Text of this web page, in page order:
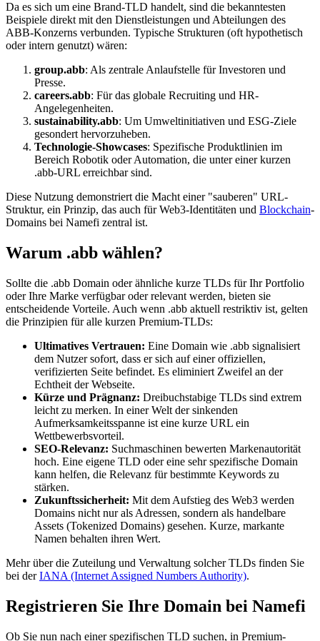
Da es sich um eine Brand-TLD handelt, sind die bekanntesten
Beispiele direkt mit den Dienstleistungen und Abteilungen des
ABB-Konzerns verbunden. Typische Strukturen (oft hypothetisch
oder intern genutzt) wären:
group.abb: Als zentrale Anlaufstelle für Investoren und
Presse.
careers.abb: Für das globale Recruiting und HR-
Angelegenheiten.
sustainability.abb: Um Umweltinitiativen und ESG-Ziele
gesondert hervorzuheben.
Technologie-Showcases: Spezifische Produktlinien im
Bereich Robotik oder Automation, die unter einer kurzen
.abb-URL erreichbar sind.
Diese Nutzung demonstriert die Macht einer "sauberen" URL-
Struktur, ein Prinzip, das auch für Web3-Identitäten und Blockchain-
Domains bei Namefi zentral ist.
Warum .abb wählen?
Sollte die .abb Domain oder ähnliche kurze TLDs für Ihr Portfolio
oder Ihre Marke verfügbar oder relevant werden, bieten sie
entscheidende Vorteile. Auch wenn .abb aktuell restriktiv ist, gelten
die Prinzipien für alle kurzen Premium-TLDs:
Ultimatives Vertrauen: Eine Domain wie .abb signalisiert
dem Nutzer sofort, dass er sich auf einer offiziellen,
verifizierten Seite befindet. Es eliminiert Zweifel an der
Echtheit der Webseite.
Kürze und Prägnanz: Dreibuchstabige TLDs sind extrem
leicht zu merken. In einer Welt der sinkenden
Aufmerksamkeitsspanne ist eine kurze URL ein
Wettbewerbsvorteil.
SEO-Relevanz: Suchmaschinen bewerten Markenautorität
hoch. Eine eigene TLD oder eine sehr spezifische Domain
kann helfen, die Relevanz für bestimmte Keywords zu
stärken.
Zukunftssicherheit: Mit dem Aufstieg des Web3 werden
Domains nicht nur als Adressen, sondern als handelbare
Assets (Tokenized Domains) gesehen. Kurze, markante
Namen behalten ihren Wert.
Mehr über die Zuteilung und Verwaltung solcher TLDs finden Sie
bei derIANA (Internet Assigned Numbers Authority).
Registrieren Sie Ihre Domain bei Namefi
Ob Sie nun nach einer spezifischen TLD suchen, in Premium-